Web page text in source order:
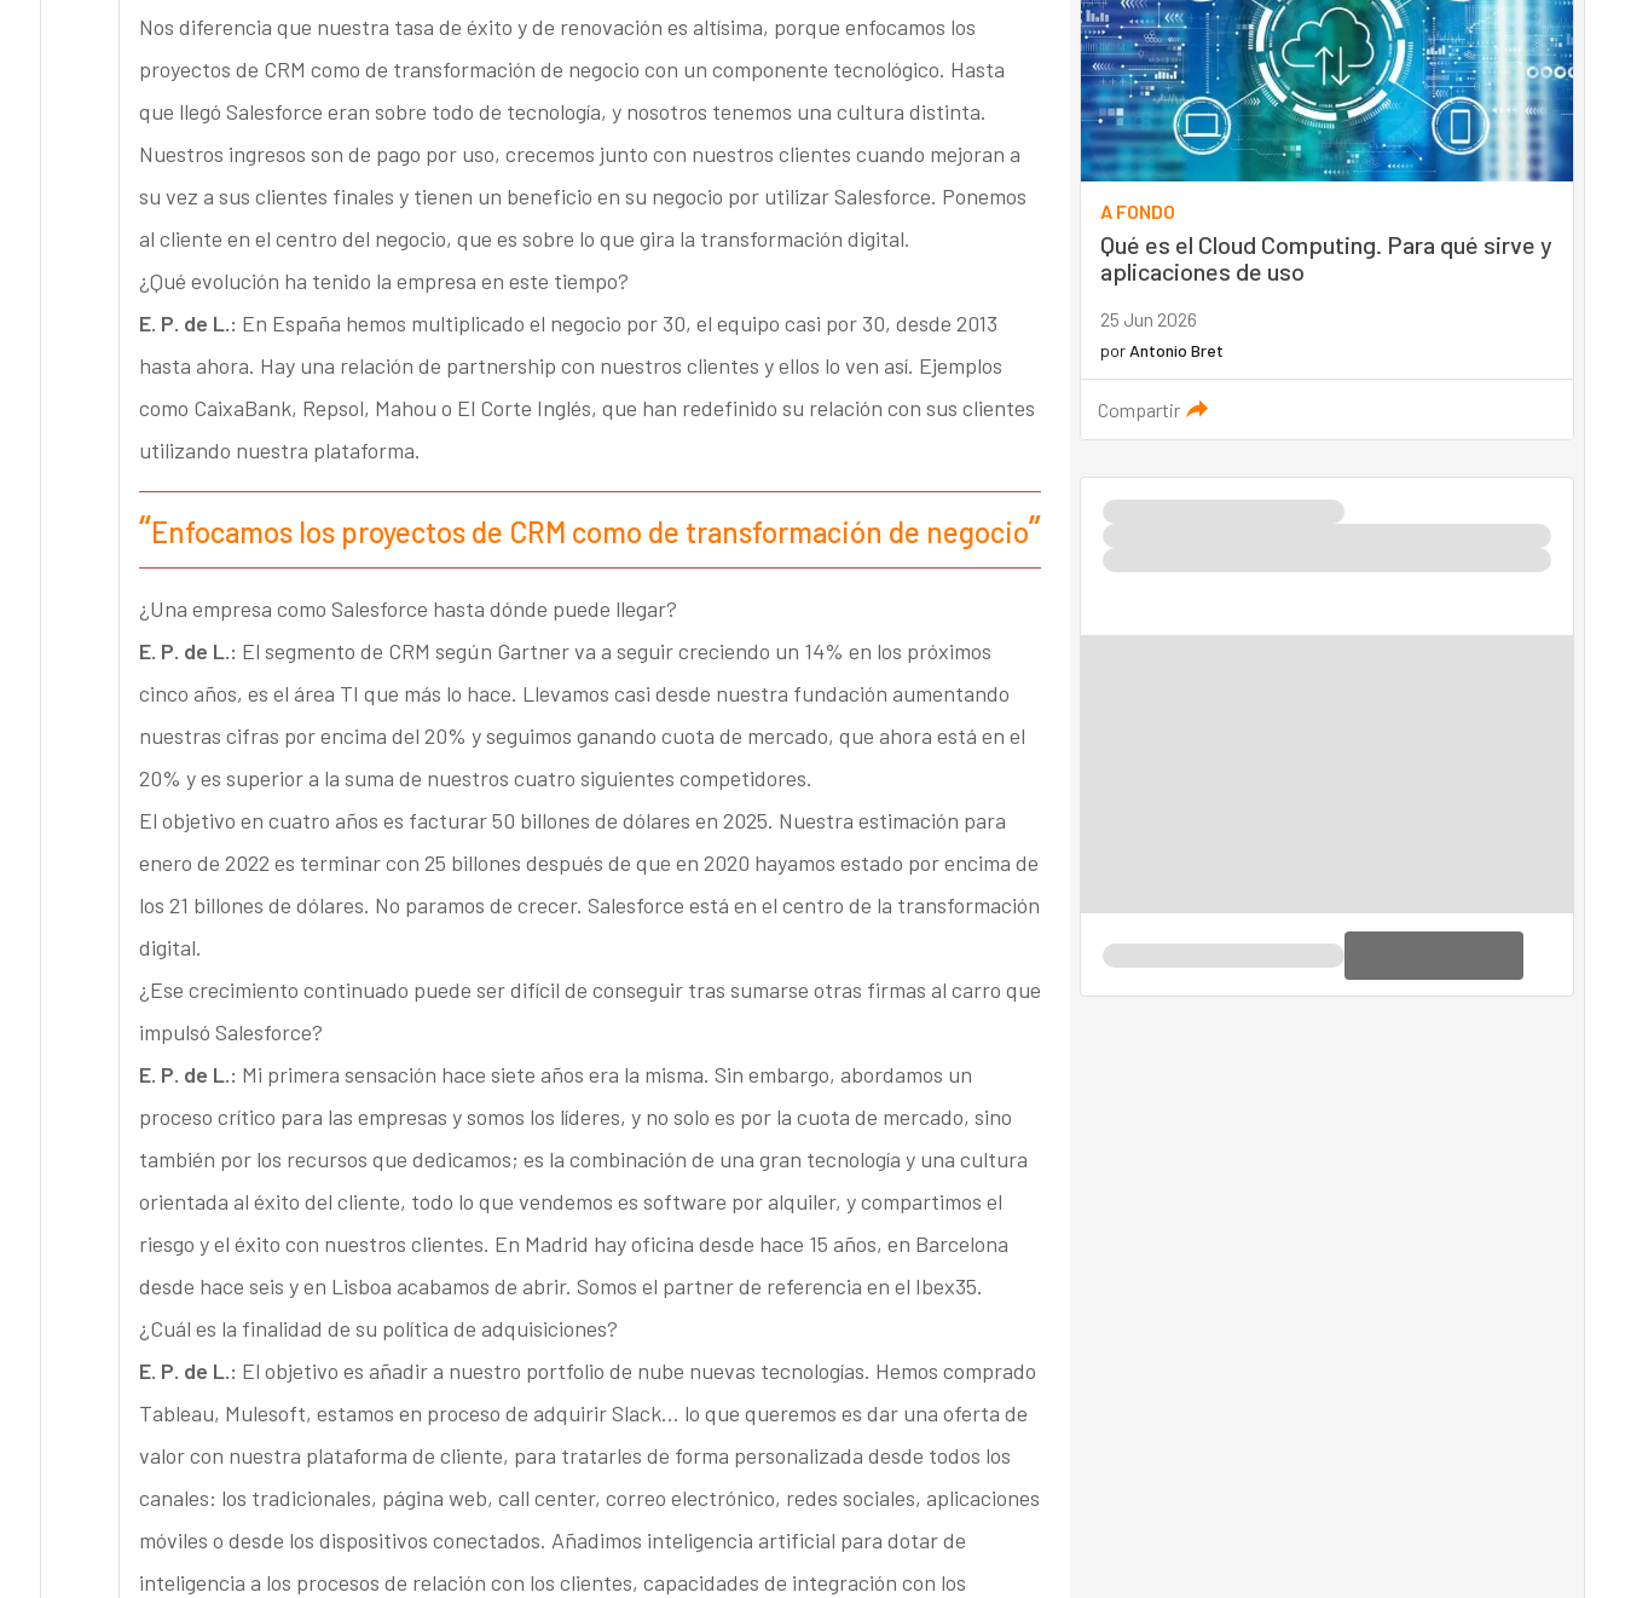
Nos diferencia que nuestra tasa de éxito y de renovación es altísima, porque enfocamos los
proyectos de CRM como de transformación de negocio con un componente tecnológico. Hasta
que llegó Salesforce eran sobre todo de tecnología, y nosotros tenemos una cultura distinta.
Nuestros ingresos son de pago por uso, crecemos junto con nuestros clientes cuando mejoran a
su vez a sus clientes finales y tienen un beneficio en su negocio por utilizar Salesforce. Ponemos
al cliente en el centro del negocio, que es sobre lo que gira la transformación digital.
¿Qué evolución ha tenido la empresa en este tiempo?
E. P. de L.: En España hemos multiplicado el negocio por 30, el equipo casi por 30, desde 2013
hasta ahora. Hay una relación de partnership con nuestros clientes y ellos lo ven así. Ejemplos
como CaixaBank, Repsol, Mahou o El Corte Inglés, que han redefinido su relación con sus clientes
utilizando nuestra plataforma.
Enfocamos los proyectos de CRM como de transformación de negocio
¿Una empresa como Salesforce hasta dónde puede llegar?
E. P. de L.: El segmento de CRM según Gartner va a seguir creciendo un 14% en los próximos
cinco años, es el área TI que más lo hace. Llevamos casi desde nuestra fundación aumentando
nuestras cifras por encima del 20% y seguimos ganando cuota de mercado, que ahora está en el
20% y es superior a la suma de nuestros cuatro siguientes competidores.
El objetivo en cuatro años es facturar 50 billones de dólares en 2025. Nuestra estimación para
enero de 2022 es terminar con 25 billones después de que en 2020 hayamos estado por encima de
los 21 billones de dólares. No paramos de crecer. Salesforce está en el centro de la transformación
digital.
¿Ese crecimiento continuado puede ser difícil de conseguir tras sumarse otras firmas al carro que
impulsó Salesforce?
E. P. de L.: Mi primera sensación hace siete años era la misma. Sin embargo, abordamos un
proceso crítico para las empresas y somos los líderes, y no solo es por la cuota de mercado, sino
también por los recursos que dedicamos; es la combinación de una gran tecnología y una cultura
orientada al éxito del cliente, todo lo que vendemos es software por alquiler, y compartimos el
riesgo y el éxito con nuestros clientes. En Madrid hay oficina desde hace 15 años, en Barcelona
desde hace seis y en Lisboa acabamos de abrir. Somos el partner de referencia en el Ibex35.
¿Cuál es la finalidad de su política de adquisiciones?
E. P. de L.: El objetivo es añadir a nuestro portfolio de nube nuevas tecnologías. Hemos comprado
Tableau, Mulesoft, estamos en proceso de adquirir Slack… lo que queremos es dar una oferta de
valor con nuestra plataforma de cliente, para tratarles de forma personalizada desde todos los
canales: los tradicionales, página web, call center, correo electrónico, redes sociales, aplicaciones
móviles o desde los dispositivos conectados. Añadimos inteligencia artificial para dotar de
inteligencia a los procesos de relación con los clientes, capacidades de integración con los
A FONDO
Qué es el Cloud Computing. Para qué sirve y
aplicaciones de uso
25 Jun 2026
por Antonio Bret
Compartir